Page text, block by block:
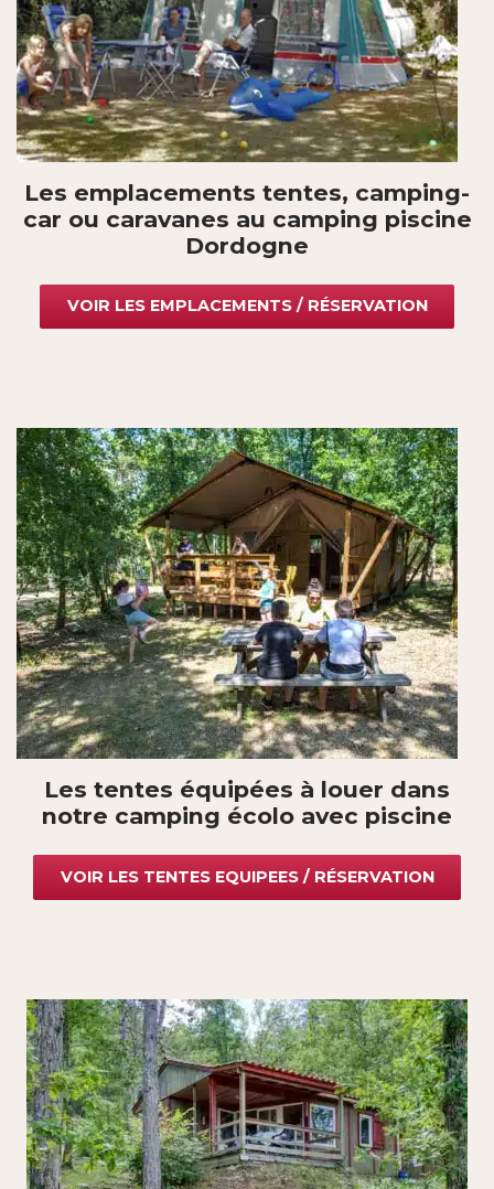
Les emplacements tentes, camping-
car ou caravanes au camping piscine
Dordogne
VOIR LES EMPLACEMENTS / RÉSERVATION
Les tentes équipées à louer dans
notre camping écolo avec piscine
VOIR LES TENTES EQUIPEES / RÉSERVATION